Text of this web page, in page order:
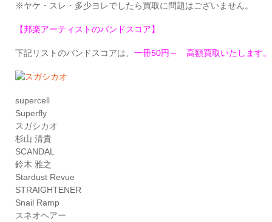
※ヤケ・スレ・多少ヨレでしたら買取に問題はございません。
【邦楽アーティストのバンドスコア】
下記リストのバンドスコアは、 一冊50円～ 高額買取いたします。
supercell
Superfly
スガシカオ
杉山 清貴
SCANDAL
鈴木 雅之
Stardust Revue
STRAIGHTENER
Snail Ramp
スネオヘアー